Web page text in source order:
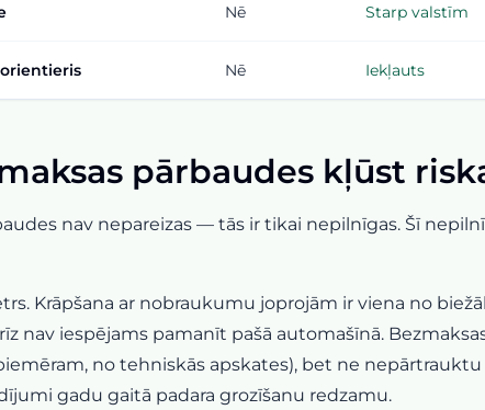
Nē Starp valstīm
Nē Iekļauts
pārbaudes kļūst
nav nepareizas — tās ir tikai nepilnīgas. Šī
Krāpšana ar nobraukumu joprojām ir viena no
nav iespējams pamanīt pašā automašīnā.
no tehniskās apskates), bet ne nepārtrauktu
gadu gaitā padara grozīšanu redzamu.